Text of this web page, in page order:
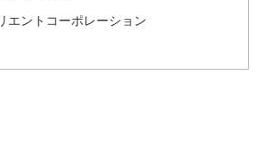
エントコーポレーション